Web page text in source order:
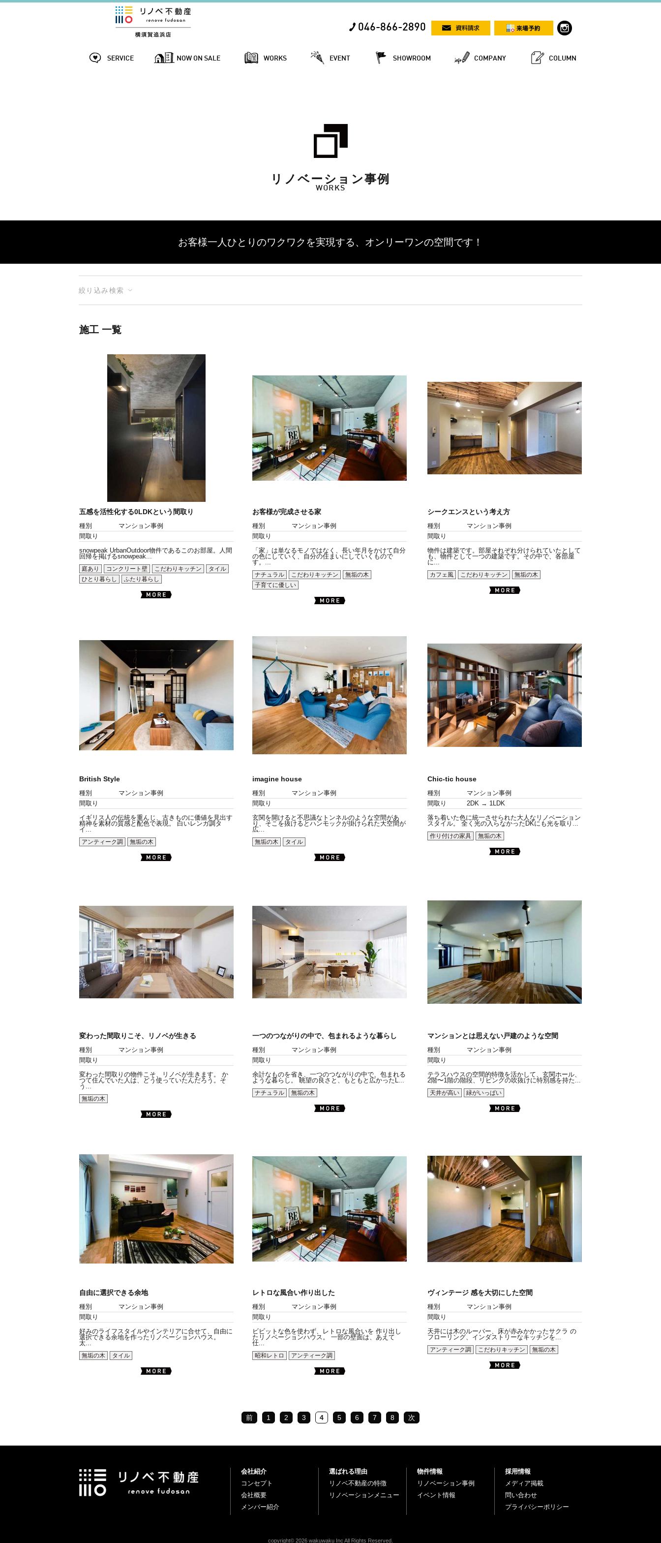
046-866-2890
SERVICE NOW ON SALE WORKS EVENT SHOWROOM COMPANY COLUMN
リノベーション事例
WORKS
お客様一人ひとりのワクワクを実現する、 オンリーワンの空間です！
絞り込み検索
施工 一覧
五感を活性化する0LDKという間取り
種別
マンション事例
間取り
snowpeak UrbanOutdoor物件であるこのお部屋。人間
回帰を掲げるsnowpeak...
庭あり
コンクリート壁 こだわりキッチン
タイル
ひとり暮らし
ふたり暮らし
お客様が完成させる家
種別
マンション事例
間取り
「家」は単なるモノではなく、長い年月をかけて自分
の色にしていく、自分の住まいにしていくもので
す。...
ナチュラル
こだわりキッチン
無垢の木
子育てに優しい
シークエンスという考え方
種別
マンション事例
間取り
物件は建築です。部屋それぞれ分けられていたとして
も、物件として一つの建築です。その中で、各部屋
に...
カフェ風
こだわりキッチン 無垢の木
British Style
種別
マンション事例
間取り
イギリス人の伝統を重んじ、古きものに価値を見出す
精神を素材の質感と配色で表現。 白いレンガ調タ
イ...
アンティーク調
無垢の木
imagine house
種別
マンション事例
間取り
玄関を開けると不思議なトンネルのような空間があ
り、そこを抜けるとハンモックが掛けられた大空間が
広...
無垢の木
タイル
Chic-tic house
種別
マンション事例
間取り
2DK → 1LDK
落ち着いた色に統一させられた大人なリノベーション
スタイル。 全く光の入らなかったDKにも光を取り...
作り付けの家具
無垢の木
変わった間取りこそ、リノベが生きる
種別
マンション事例
間取り
変わった間取りの物件こそ、リノベが生きます。 か
つて住んでいた人は、どう使っていたんだろう。そ
う...
無垢の木
一つのつながりの中で、包まれるような暮らし
種別
マンション事例
間取り
余計なものを省き、一つのつながりの中で、包まれる
ような暮らし。 眺望の良さと、もともと広かったL...
ナチュラル
無垢の木
マンションとは思えない戸建のような空間
種別
マンション事例
間取り
テラスハウスの空間的特徴を活かして、玄関ホール、
2階〜1階の階段、リビングの吹抜けに特別感を持た...
天井が高い
緑がいっぱい
自由に選択できる余地
種別
マンション事例
間取り
好みのライフスタイルやインテリアに合せて、自由に
選択できる余地を作ったリノベーションハウス。
太...
無垢の木
タイル
レトロな風合い作り出した
種別
マンション事例
間取り
ビビットな色を使わず、レトロな風合いを 作り出し
たリノベーションハウス。 一部の壁面は、あえて
仕...
昭和レトロ
アンティーク調
ヴィンテージ 感を大切にした空間
種別
マンション事例
間取り
天井には木のルーバー、床が赤みかかったサクラ の
フローリング、インダストリーなキッチンを...
アンティーク調
こだわりキッチン 無垢の木
前 1 2 3 4 5 6 7 8 次
会社紹介
コンセプト
会社概要
メンバー紹介
選ばれる理由
リノベ不動産の特徴
リノベーションメニュー
物件情報
リノベーション事例
イベント情報
採用情報
メディア掲載
問い合わせ
プライバシーポリシー
copyright© 2026 wakuwaku Inc All Rights Reserved.